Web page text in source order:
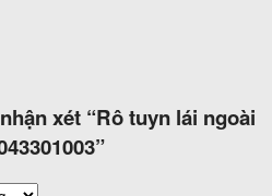
xét “Rô tuyn lái ngoài